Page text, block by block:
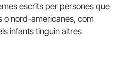
escrits per persones que
o nord-americanes, com
infants tinguin altres